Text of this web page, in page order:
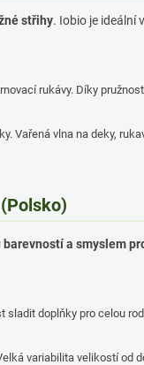
střihy. Iobio je ideální
rukávy. Díky
Vařená vlna na deky,
a smyslem
sladit doplňky pro celou
variabilita velikostí od